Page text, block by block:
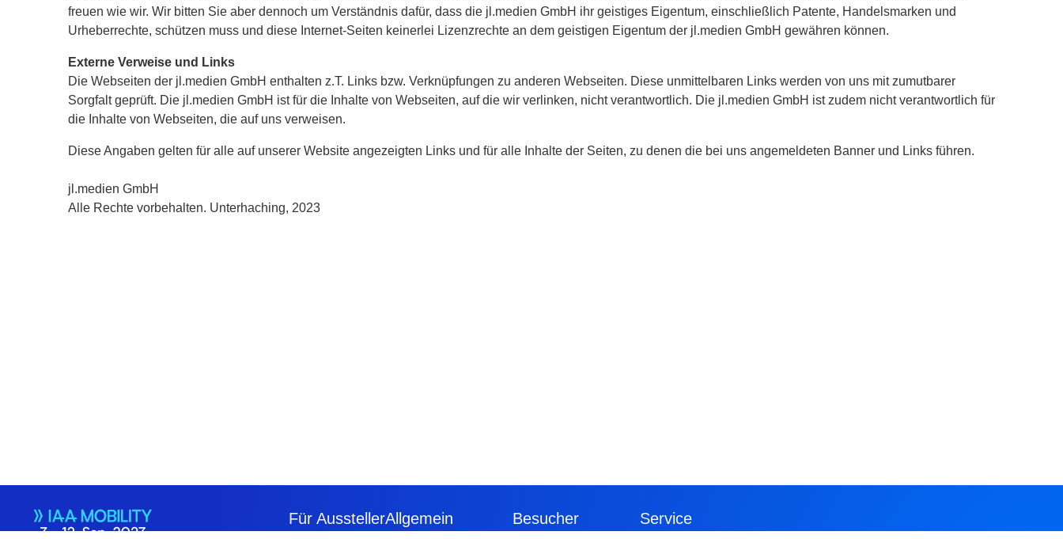
freuen wie wir. Wir bitten Sie aber dennoch um Verständnis dafür, dass die jl.medien GmbH ihr geistiges Eigentum, einschließlich Patente, Handelsmarken und
Urheberrechte, schützen muss und diese Internet-Seiten keinerlei Lizenzrechte an dem geistigen Eigentum der jl.medien GmbH gewähren können.
Externe Verweise und Links
Die Webseiten der jl.medien GmbH enthalten z.T. Links bzw. Verknüpfungen zu anderen Webseiten. Diese unmittelbaren Links werden von uns mit zumutbarer
Sorgfalt geprüft. Die jl.medien GmbH ist für die Inhalte von Webseiten, auf die wir verlinken, nicht verantwortlich. Die jl.medien GmbH ist zudem nicht verantwortlich für
die Inhalte von Webseiten, die auf uns verweisen.
Diese Angaben gelten für alle auf unserer Website angezeigten Links und für alle Inhalte der Seiten, zu denen die bei uns angemeldeten Banner und Links führen.
jl.medien GmbH
Alle Rechte vorbehalten. Unterhaching, 2023